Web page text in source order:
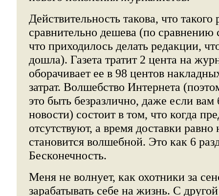
Действительность такова, что
сравнительно дешева (по сравнению
что приходилось делать редакции,
дошла). Газета тратит 2 цента на
оборачивает ее в 98 центов
затрат. Волшебство Интернета
это быть безразлично, даже если вам
новости) состоит в том, что когда
отсутствуют, а время доставки
становится волшебной. Это как 6
Бесконечность.
Меня не волнует, как охотники за
зарабатывать себе на жизнь. С